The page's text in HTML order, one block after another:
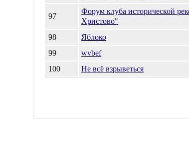
97
Форум клуба исторической
Христово"
98 Яблоко
99
wvbef
100
Не всё взрыветься